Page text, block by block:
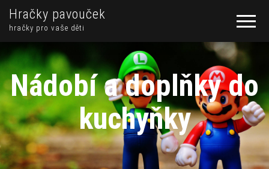
Hračky pavouček
hračky pro vaše děti
Nádobí a doplňky do
kuchyňky